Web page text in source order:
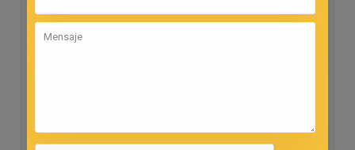
Reuniones de padres